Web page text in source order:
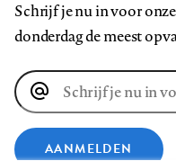
Schrijf je nu in voor
donderdag de meest
E-
mailadres
AANMELDEN